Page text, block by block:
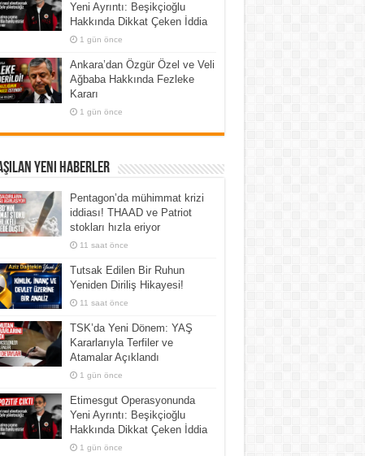
Yeni Ayrıntı: Beşikçioğlu
Hakkında Dikkat Çeken İddia
1 gün önce
Ankara’dan Özgür Özel ve Veli
Ağbaba Hakkında Fezleke
Kararı
1 gün önce
Yeni Haberler
Pentagon’da mühimmat krizi
iddiası! THAAD ve Patriot
stokları hızla eriyor
11 saat önce
Tutsak Edilen Bir Ruhun
Yeniden Diriliş Hikayesi!
11 saat önce
TSK’da Yeni Dönem: YAŞ
Kararlarıyla Terfiler ve
Atamalar Açıklandı
1 gün önce
Etimesgut Operasyonunda
Yeni Ayrıntı: Beşikçioğlu
Hakkında Dikkat Çeken İddia
1 gün önce